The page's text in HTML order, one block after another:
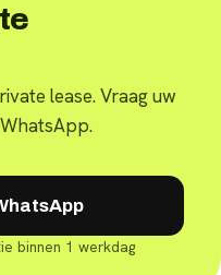
lease. Vraag uw
binnen 1 werkdag